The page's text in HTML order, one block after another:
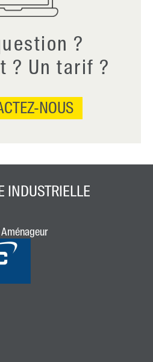
?
? Un tarif ?
NOUS
INDUSTRIELLE